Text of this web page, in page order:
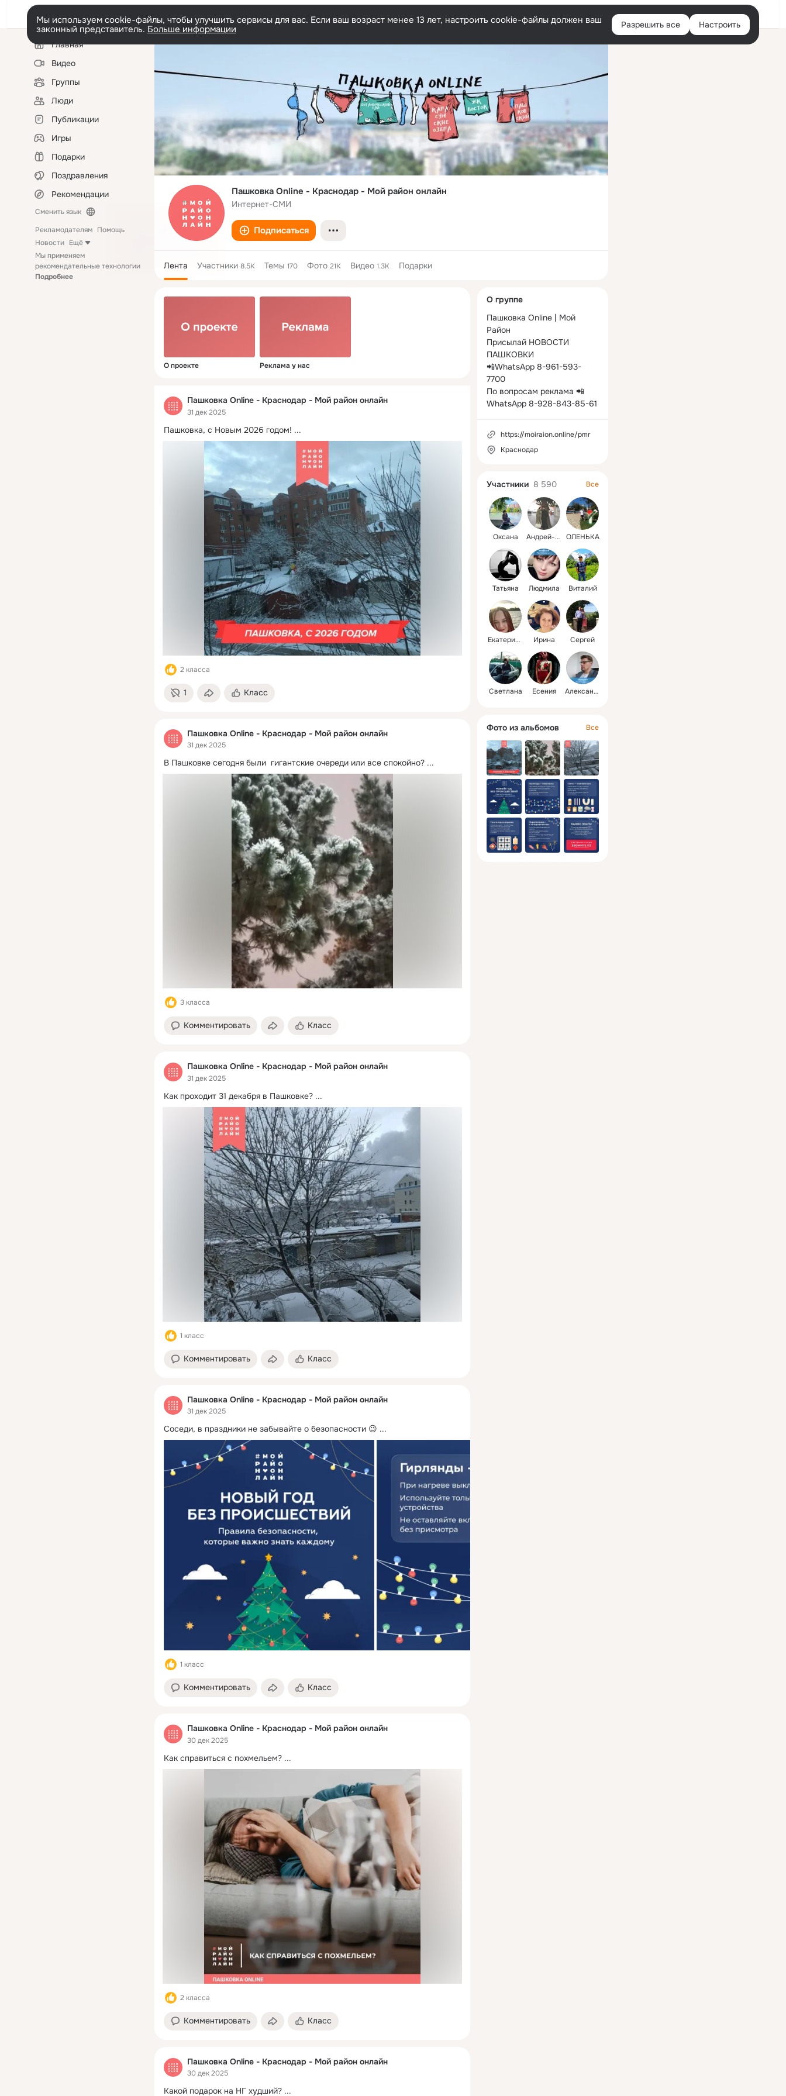
Войти
Мы используем cookie-файлы, чтобы улучшить сервисы для вас. Если ваш возраст менее 13 лет, настроить cookie-файлы должен ваш
законный представитель. Больше информации Разрешить все Настроить
Левая
колонкаГлавная
Видео
Группы
Люди
Публикации
Игры
Подарки
Поздравления
Рекомендации
Сменить язык
Рекламодателям Помощь
Новости Ещё
Мы применяем
рекомендательные технологии
Подробнее
Пашковка Online - Краснодар - Мой район онлайн
Интернет-СМИ
Подписаться
Лента Участники 8.5K Темы 170 Фото 21K Видео 1.3K Подарки
О проекте Реклама у нас
Пашковка Online - Краснодар - Мой район онлайн
31 дек 2025
Пашковка, с Новым 2026 годом! ...
2 класса
1 Класс
Пашковка Online - Краснодар - Мой район онлайн
31 дек 2025
В Пашковке сегодня были  гигантские очереди или все спокойно? ...
3 класса
Комментировать Класс
Пашковка Online - Краснодар - Мой район онлайн
31 дек 2025
Как проходит 31 декабря в Пашковке? ...
1 класс
Комментировать Класс
Пашковка Online - Краснодар - Мой район онлайн
31 дек 2025
Соседи, в праздники не забывайте о безопасности 😉 ...
1 класс
Комментировать Класс
Пашковка Online - Краснодар - Мой район онлайн
30 дек 2025
Как справиться с похмельем? ...
2 класса
Комментировать Класс
Пашковка Online - Краснодар - Мой район онлайн
30 дек 2025
Какой подарок на НГ худший? ...
колонка
О группе
Пашковка Online | Мой
Район
Присылай НОВОСТИ
ПАШКОВКИ
📲WhatsApp 8-961-593-
7700
По вопросам реклама 📲
WhatsApp 8-928-843-85-61
https://moiraion.online/pmr
Краснодар
Участники 8 590 Все
Оксана Андрей-Наталия ОЛЕНЬКА
Татьяна Людмила Виталий
Екатерина Ирина Сергей
Светлана Есения Александр
Фото из альбомов Все